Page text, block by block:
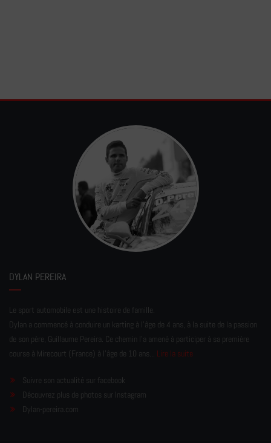
DYLAN PEREIRA
Le sport automobile est une histoire de famille.
Dylan a commencé à conduire un karting à l’âge de 4 ans, à la suite de la passion
de son père, Guillaume Pereira. Ce chemin l'a amené à participer à sa première
course à Mirecourt (France) à l'âge de 10 ans... Lire la suite
Suivre son actualité sur facebook
Découvrez plus de photos sur Instagram
Dylan-pereira.com